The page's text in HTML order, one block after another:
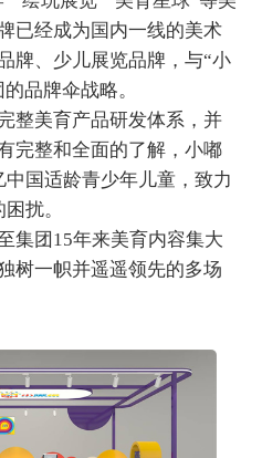
已经成为国内一线的美术
牌、少儿展览品牌，与“小
品牌伞战略。
整美育产品研发体系，并
完整和全面的了解，小嘟
国适龄青少年儿童，致力
扰。
集团15年来美育内容集大
树一帜并遥遥领先的多场